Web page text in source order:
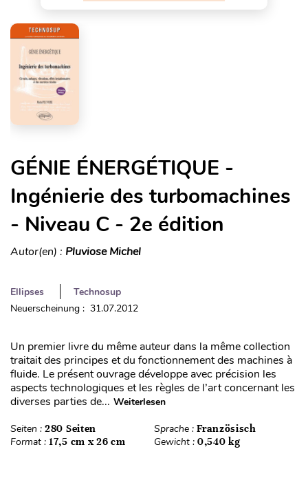
GÉNIE ÉNERGÉTIQUE -
Ingénierie des turbomachines
- Niveau C - 2e édition
Autor(en) : Pluviose Michel
Ellipses
Technosup
Neuerscheinung : 31.07.2012
Un premier livre du même auteur dans la même collection
traitait des principes et du fonctionnement des machines à
fluide. Le présent ouvrage développe avec précision les
aspects technologiques et les règles de l’art concernant les
diverses parties de... Weiterlesen
Seiten : 280 Seiten Sprache : Französisch
Format : 17,5 cm x 26 cm Gewicht : 0,540 kg